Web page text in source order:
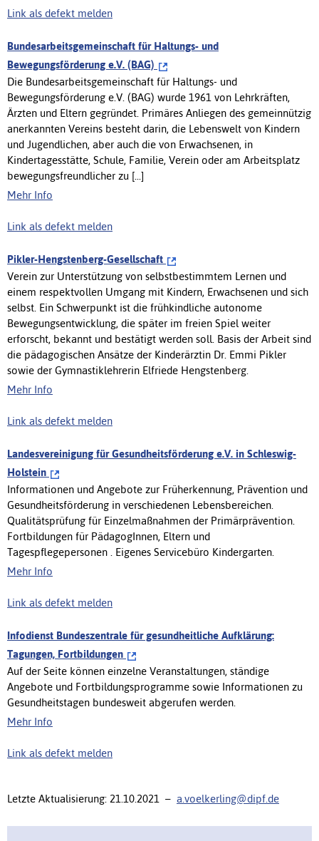
Link als defekt melden
Bundesarbeitsgemeinschaft für Haltungs- und
Bewegungsförderung e.V. (BAG)
Die Bundesarbeitsgemeinschaft für Haltungs- und
Bewegungsförderung e.V. (BAG) wurde 1961 von Lehrkräften,
Ärzten und Eltern gegründet. Primäres Anliegen des gemeinnützig
anerkannten Vereins besteht darin, die Lebenswelt von Kindern
und Jugendlichen, aber auch die von Erwachsenen, in
Kindertagesstätte, Schule, Familie, Verein oder am Arbeitsplatz
bewegungsfreundlicher zu [...]
Mehr Info
Link als defekt melden
Pikler-Hengstenberg-Gesellschaft
Verein zur Unterstützung von selbstbestimmtem Lernen und
einem respektvollen Umgang mit Kindern, Erwachsenen und sich
selbst. Ein Schwerpunkt ist die frühkindliche autonome
Bewegungsentwicklung, die später im freien Spiel weiter
erforscht, bekannt und bestätigt werden soll. Basis der Arbeit sind
die pädagogischen Ansätze der Kinderärztin Dr. Emmi Pikler
sowie der Gymnastiklehrerin Elfriede Hengstenberg.
Mehr Info
Link als defekt melden
Landesvereinigung für Gesundheitsförderung e.V. in Schleswig-
Holstein
Informationen und Angebote zur Früherkennung, Prävention und
Gesundheitsförderung in verschiedenen Lebensbereichen.
Qualitätsprüfung für Einzelmaßnahmen der Primärprävention.
Fortbildungen für PädagogInnen, Eltern und
Tagespflegepersonen . Eigenes Servicebüro Kindergarten.
Mehr Info
Link als defekt melden
Infodienst Bundeszentrale für gesundheitliche Aufklärung:
Tagungen, Fortbildungen
Auf der Seite können einzelne Veranstaltungen, ständige
Angebote und Fortbildungsprogramme sowie Informationen zu
Gesundheitstagen bundesweit abgerufen werden.
Mehr Info
Link als defekt melden
Letzte Aktualisierung: 21.10.2021 – a.voelkerling@dipf.de